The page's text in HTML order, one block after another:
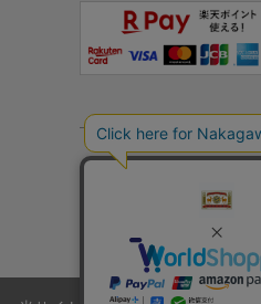
プラ